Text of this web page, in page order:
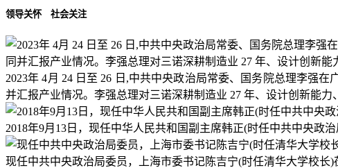
领导关怀 社会关注
2023年 4月 24 日至 26 日,中共中央政治局常委、国务院总理李强
并汇报产业情况。李强总理对三诺深耕制造业 27 年、设计创新能
2018年9月13日，现任中华人民共和国副主席韩正(时任中共中央政
现任中共中央政治局委员，上海市委书记陈吉宁(时任清华大学校长)